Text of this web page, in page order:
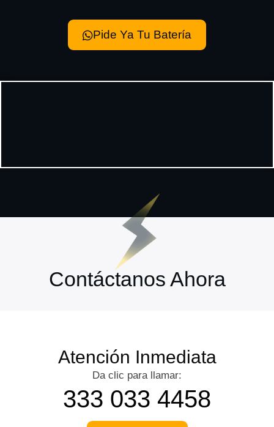
Pide Ya Tu Batería
Contáctanos Ahora
Atención Inmediata
Da clic para llamar:
333 033 4458